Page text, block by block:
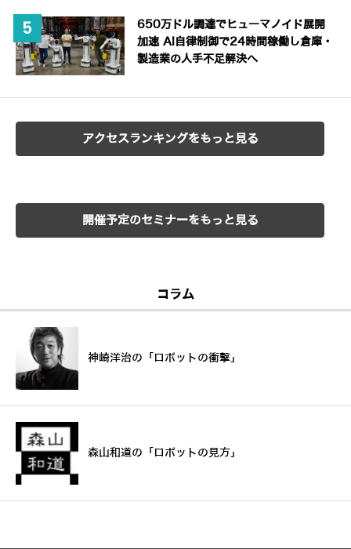
650万ドル調達でヒューマノイド展開
加速 AI自律制御で24時間稼働し倉庫・
製造業の人手不足解決へ
アクセスランキングをもっと見る
開催予定のセミナーをもっと見る
コラム
神崎洋治の「ロボットの衝撃」
森山和道の「ロボットの見方」